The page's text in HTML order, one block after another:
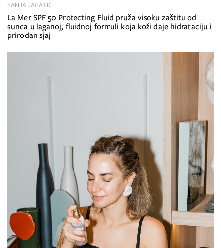
La Mer SPF 50 Protecting Fluid pruža visoku zaštitu od
sunca u laganoj, fluidnoj formuli koja koži daje hidrataciju i
prirodan sjaj
SANJA JAGATIĆ